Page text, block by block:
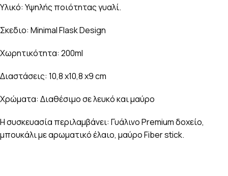
Υλικό: Υψηλής ποιότητας γυαλί.
Σκεδιο: Minimal Flask Design
Χωρητικότητα: 200ml
Διαστάσεις: 10,8 x10,8 x9 cm
Χρώματα: Διαθέσιμο σε λευκό και μαύρο
Η συσκευασία περιλαμβάνει: Γυάλινο Premium δοχείο,
μπουκάλι με αρωματικό έλαιο, μαύρο Fiber stick.